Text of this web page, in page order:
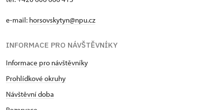
e-mail: horsovskytyn@npu.cz
INFORMACE PRO NÁVŠTĚVNÍKY
Informace pro návštěvníky
Prohlídkové okruhy
Návštěvní doba